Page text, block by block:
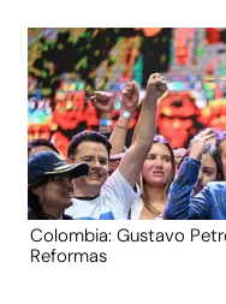
Colombia: Gustavo
Reformas